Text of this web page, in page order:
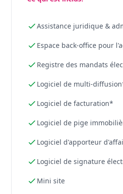
Assistance juridique &
Espace back-office pour
Registre des mandats
Logiciel de multi-
Logiciel de facturation*
Logiciel de pige
Logiciel d'apporteur
Logiciel de signature
Mini site